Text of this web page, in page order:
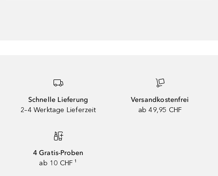
Schnelle Lieferung
2–4 Werktage Lieferzeit
Versandkostenfrei
ab 49,95 CHF
4 Gratis-Proben
ab 10 CHF ¹